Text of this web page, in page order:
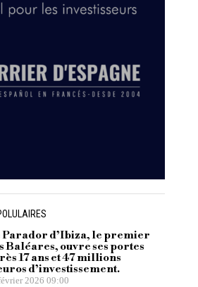
Parador d’Ibiza, le premier
Baléares, ouvre ses portes
17 ans et 47 millions
d’investissement.
2026 09:00